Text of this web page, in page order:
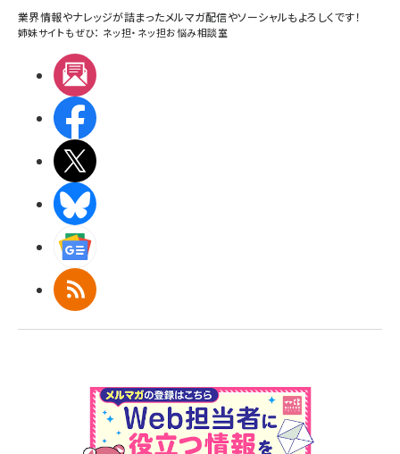
業界情報やナレッジが詰まったメルマガ配信やソーシャルもよろしくです！
姉妹サイトもぜひ： ネッ担・ ネッ担お悩み相談室
RSS